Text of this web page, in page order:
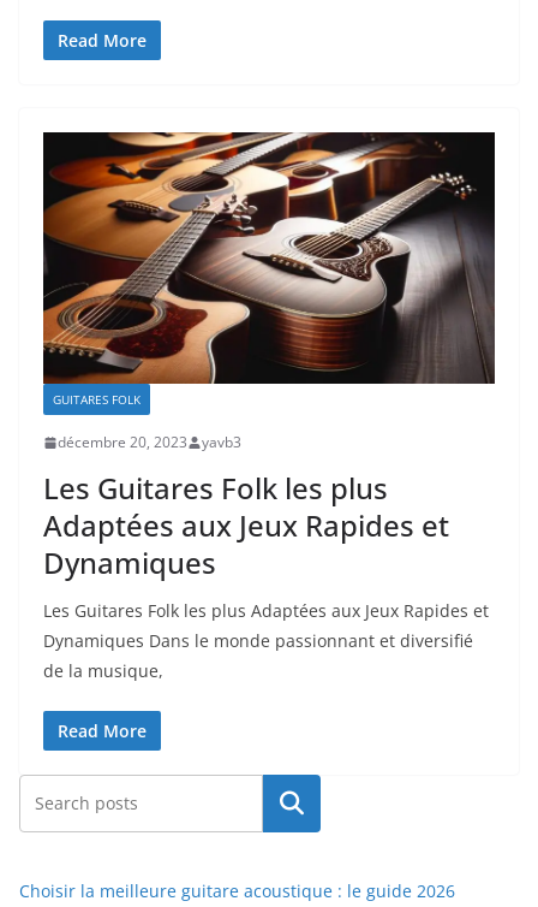
Read More
GUITARES FOLK
décembre 20, 2023 yavb3
Les Guitares Folk les plus
Adaptées aux Jeux Rapides et
Dynamiques
Les Guitares⁣ Folk les plus Adaptées aux Jeux Rapides⁣ et
Dynamiques Dans le monde‍ passionnant et diversifié
de la musique,
Read More
Rechercher
Choisir la meilleure guitare acoustique : le guide 2026